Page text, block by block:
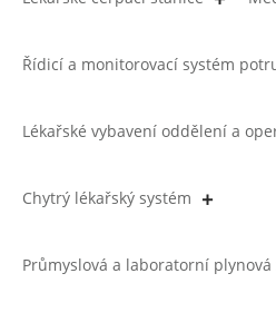
Řídicí a monitorovací systém
Lékařské vybavení oddělení a
Chytrý lékařský systém
Průmyslová a laboratorní